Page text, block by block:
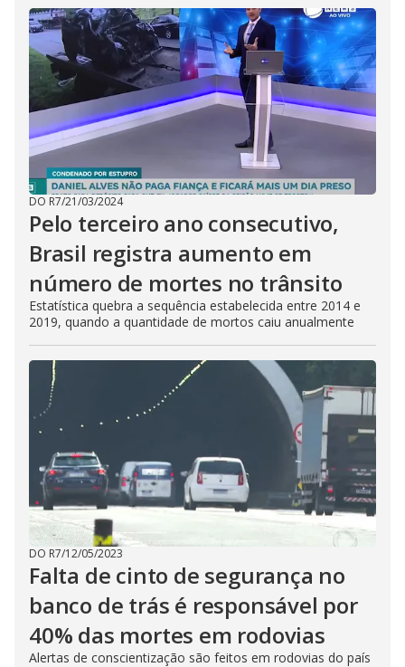
DO R7/21/03/2024
Pelo terceiro ano consecutivo,
Brasil registra aumento em
número de mortes no trânsito
Estatística quebra a sequência estabelecida entre 2014 e
2019, quando a quantidade de mortos caiu anualmente
DO R7/12/05/2023
Falta de cinto de segurança no
banco de trás é responsável por
40% das mortes em rodovias
Alertas de conscientização são feitos em rodovias do país